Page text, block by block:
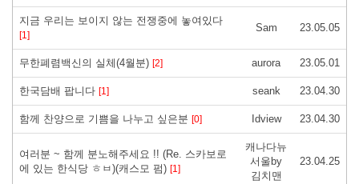
지금 우리는 보이지 않는 전쟁중에 놓여있다
[1]
Sam 23.05.05
무한폐렴백신의 실체(4월분) [2] aurora 23.05.01
한국담배 팝니다 [1] seank 23.04.30
함께 찬양으로 기쁨을 나누고 싶은분 [0] Idview 23.04.30
여러분 ~ 함께 분노해주세요 !! (Re. 스카보로
에 있는 한식당 ㅎㅂ)(캐스모 펌) [1]
캐나다뉴
서울by
김치맨
23.04.25